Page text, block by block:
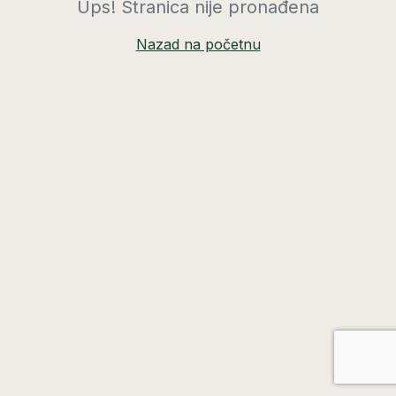
Ups! Stranica nije pronađena
Nazad na početnu